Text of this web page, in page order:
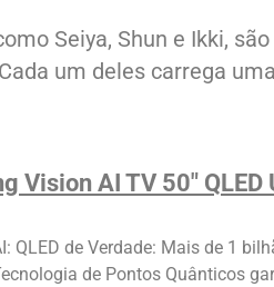
Seiya, Shun e Ikki,
um deles carrega
Vision AI TV 50" QLED
QLED de Verdade: Mais de 1
de Pontos Quânticos